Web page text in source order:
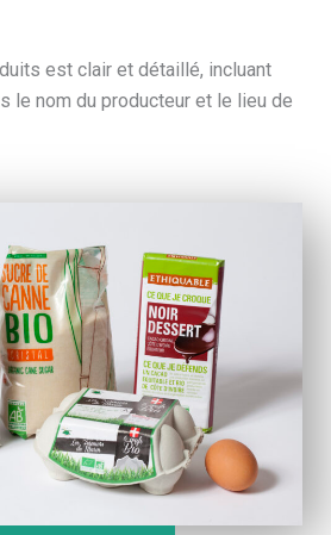
est clair et détaillé, incluant
le nom du producteur et le lieu de